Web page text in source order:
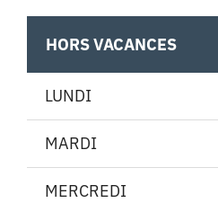
HORS VACANCES
LUNDI
MARDI
MERCREDI